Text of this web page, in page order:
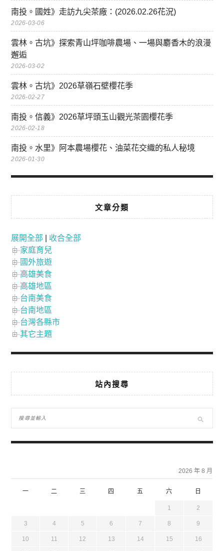
南投。國姓》走訪九尖茶廠：(2026.02.26花況)
2026-03-06
雲林。古坑》探索青山坪咖啡農場、一場與麝香木的浪漫
邂逅
2026-03-02
雲林。古坑》2026草嶺石壁櫻花季
2026-02-27
南投。信義》2026草坪頭玉山觀光茶園櫻花季
2026-02-18
南投。水里》阿本農場櫻花、油菜花交織的私人秘境
2026-01-30
文章分類
展開全部
收合全部
家庭育兒
國外旅遊
高雄美食
高雄地區
台南美食
台南地區
台灣各縣市
其它主題
站內搜尋
2026 年 8 月
一 二 三 四 五 六 日
1 2
3 4 5 6 7 8 9
10 11 12 13 14 15 16